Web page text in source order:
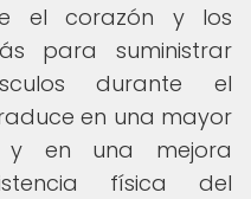
el corazón y los
para suministrar
durante el
en una mayor
y en una mejora
física del